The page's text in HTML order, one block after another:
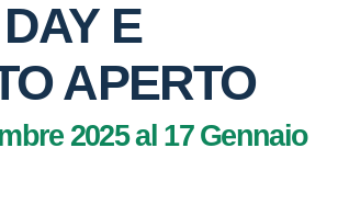
E
APERTO
2025 al 17 Gennaio